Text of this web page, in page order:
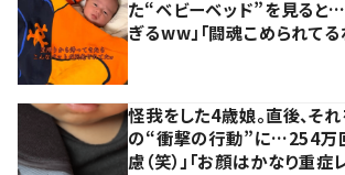
た“ベビーベッド”を見ると
ぎるww」「闘魂こめられて
怪我をした4歳娘。直後、そ
の“衝撃の行動”に…254万
慮（笑）」「お顔はかなり重症